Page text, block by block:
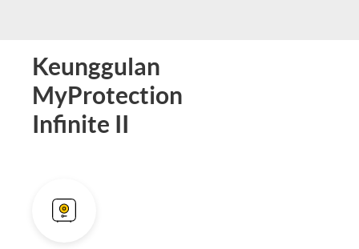
Keunggulan
MyProtection
Infinite II